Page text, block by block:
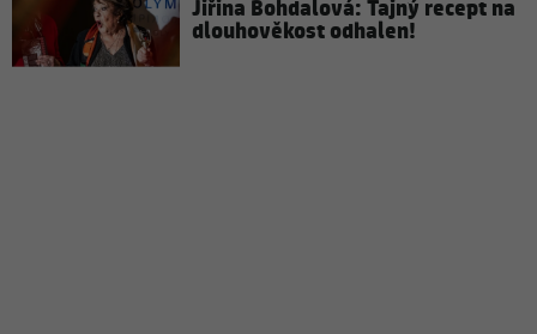
Jiřina Bohdalová: Tajný recept na
dlouhověkost odhalen!